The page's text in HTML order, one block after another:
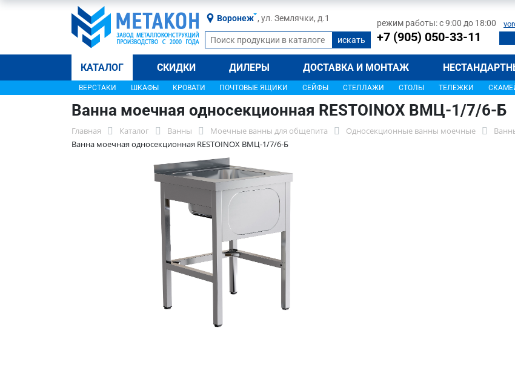
Воронеж , ул. Землячки, д.1 режим работы: с 9:00 до 18:00
+7 (905) 050-33-11
КАТАЛОГ СКИДКИ ДИЛЕРЫ ДОСТАВКА И МОНТАЖ
ВЕРСТАКИ ШКАФЫ КРОВАТИ ПОЧТОВЫЕ ЯЩИКИ СЕЙФЫ СТЕЛЛАЖИ СТОЛЫ ТЕЛЕЖКИ
Ванна моечная односекционная RESTOINOX ВМЦ-1/7/6-Б
Главная Каталог Ванны Моечные ванны для общепита Односекционные ванны моечные
Ванна моечная односекционная RESTOINOX ВМЦ-1/7/6-Б